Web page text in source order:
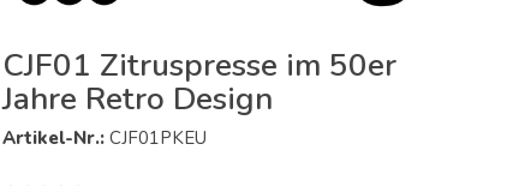
CJF01 Zitruspresse im 50er
Jahre Retro Design
Artikel-Nr.: CJF01PKEU